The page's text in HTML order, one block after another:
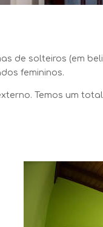
de solteiros (em
femininos.
Temos um